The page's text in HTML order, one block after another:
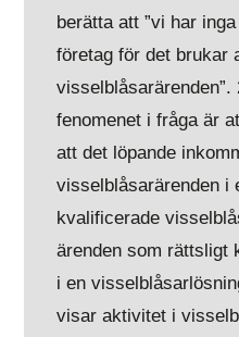
berätta att ”vi har
företag för det brukar
fenomenet i fråga är
att det löpande
visselblåsarärenden i
kvalificerade
ärenden som rättsligt
i en
visar aktivitet i